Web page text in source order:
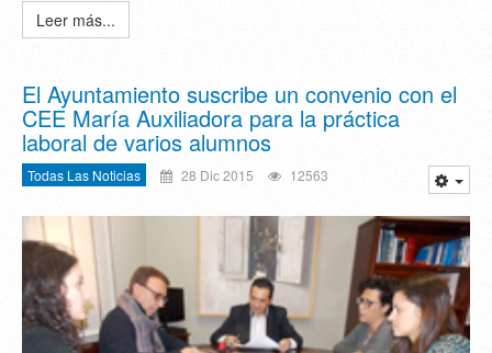
Leer más...
El Ayuntamiento suscribe un convenio con el
CEE María Auxiliadora para la práctica
laboral de varios alumnos
Todas Las Noticias 28 Dic 2015 12563